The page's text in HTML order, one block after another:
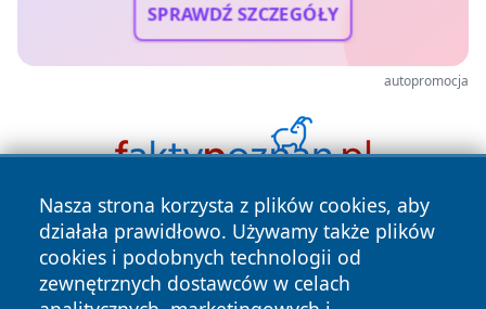
SPRAWDŹ SZCZEGÓŁY
autopromocja
Nasza strona korzysta z plików cookies, aby
działała prawidłowo. Używamy także plików
cookies i podobnych technologii od
zewnętrznych dostawców w celach